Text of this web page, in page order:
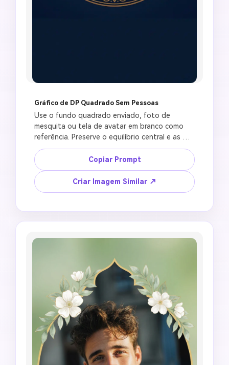
Gráfico de DP Quadrado Sem Pessoas
Use o fundo quadrado enviado, foto de
mesquita ou tela de avatar em branco como
referência. Preserve o equilíbrio central e as
bordas limpas. Crie uma imagem de DP de
Jummah Mubarak sem pessoas com silhueta
centralizada da cúpula da mesquita, lua
crescente, brilho suave de lanterna, elegante
moldura circular floral, composição segura para
deixe o texto em branco para edição manual,
sem erros árabes gerados, sem representação
Copiar Prompt
Criar Imagem Similar ↗